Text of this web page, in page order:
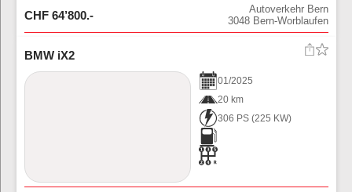
CHF 64’800.-
Autoverkehr Bern
3048 Bern-Worblaufen
BMW iX2
01/2025
20 km
306 PS (225 KW)